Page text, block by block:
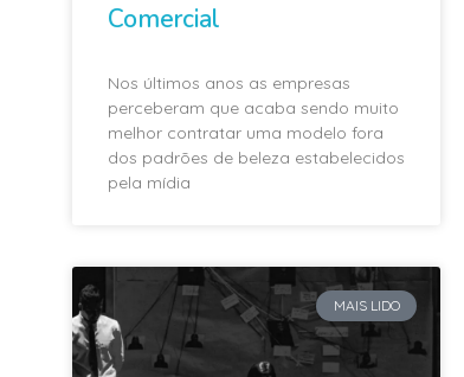
Comercial
Nos últimos anos as empresas
perceberam que acaba sendo muito
melhor contratar uma modelo fora
dos padrões de beleza estabelecidos
pela mídia
MAIS LIDO